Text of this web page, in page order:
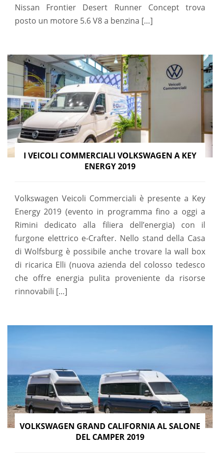
Nissan Frontier Desert Runner Concept trova
posto un motore 5.6 V8 a benzina […]
I VEICOLI COMMERCIALI VOLKSWAGEN A KEY
ENERGY 2019
Volkswagen Veicoli Commerciali è presente a Key
Energy 2019 (evento in programma fino a oggi a
Rimini dedicato alla filiera dell’energia) con il
furgone elettrico e-Crafter. Nello stand della Casa
di Wolfsburg è possibile anche trovare la wall box
di ricarica Elli (nuova azienda del colosso tedesco
che offre energia pulita proveniente da risorse
rinnovabili […]
VOLKSWAGEN GRAND CALIFORNIA AL SALONE
DEL CAMPER 2019